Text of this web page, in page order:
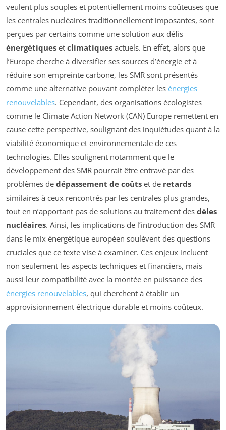
veulent plus souples et potentiellement moins coûteuses que
les centrales nucléaires traditionnellement imposantes, sont
perçues par certains comme une solution aux défis
énergétiques et climatiques actuels. En effet, alors que
l’Europe cherche à diversifier ses sources d’énergie et à
réduire son empreinte carbone, les SMR sont présentés
comme une alternative pouvant compléter les énergies
renouvelables. Cependant, des organisations écologistes
comme le Climate Action Network (CAN) Europe remettent en
cause cette perspective, soulignant des inquiétudes quant à la
viabilité économique et environnementale de ces
technologies. Elles soulignent notamment que le
développement des SMR pourrait être entravé par des
problèmes de dépassement de coûts et de retards
similaires à ceux rencontrés par les centrales plus grandes,
tout en n’apportant pas de solutions au traitement des dèles
nucléaires. Ainsi, les implications de l’introduction des SMR
dans le mix énergétique européen soulèvent des questions
cruciales que ce texte vise à examiner. Ces enjeux incluent
non seulement les aspects techniques et financiers, mais
aussi leur compatibilité avec la montée en puissance des
énergies renouvelables, qui cherchent à établir un
approvisionnement électrique durable et moins coûteux.